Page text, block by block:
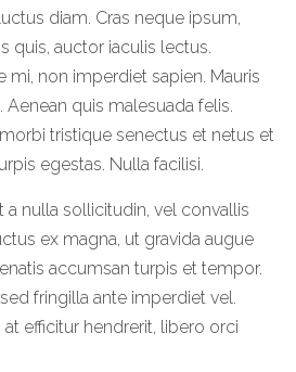
diam. Cras neque ipsum,
quis, auctor iaculis lectus.
mi, non imperdiet sapien. Mauris
quis malesuada felis.
tristique senectus et netus et
egestas. Nulla facilisi.
a nulla sollicitudin, vel convallis
ex magna, ut gravida augue
accumsan turpis et tempor.
fringilla ante imperdiet vel.
efficitur hendrerit, libero orci